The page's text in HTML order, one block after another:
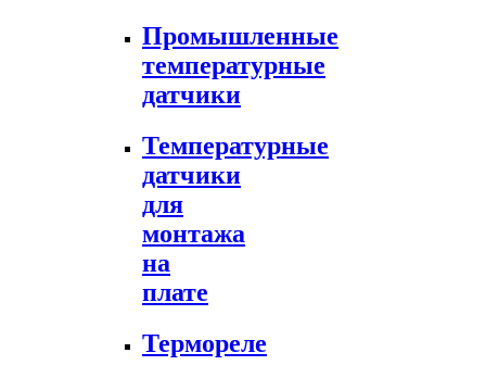
Промышленные
температурные
датчики
Температурные
датчики
для
монтажа
на
плате
Термореле